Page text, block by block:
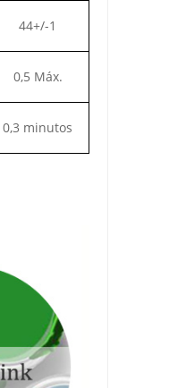
44+/-1
0,5 Máx.
0,3 minutos